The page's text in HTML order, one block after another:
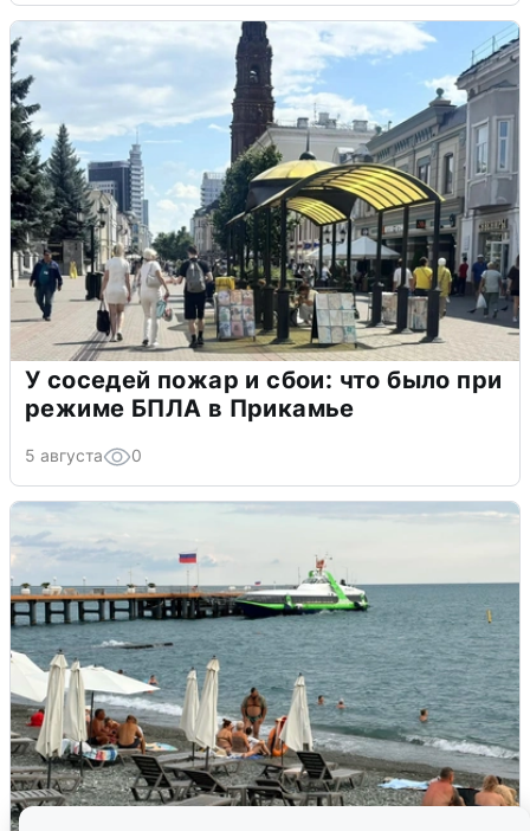
У соседей пожар и сбои: что было при
режиме БПЛА в Прикамье
5 августа 0